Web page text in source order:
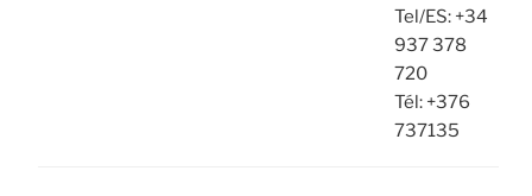
Tel/ES: +34
937 378
720
Tél: +376
737135